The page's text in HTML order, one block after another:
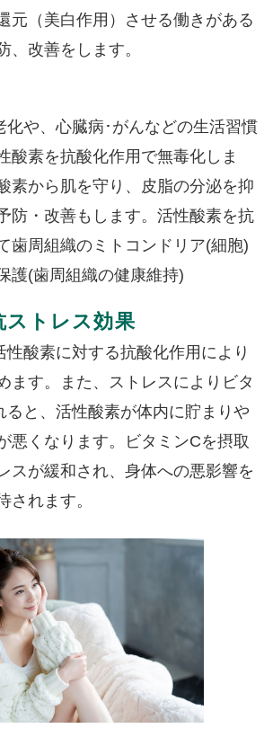
元（美白作用）させる働きがある
、改善をします。
化や、心臓病･がんなどの生活習慣
酸素を抗酸化作用で無毒化しま
素から肌を守り、皮脂の分泌を抑
防・改善もします。活性酸素を抗
歯周組織のミトコンドリア(細胞)
護(歯周組織の健康維持)
ストレス効果
性酸素に対する抗酸化作用により
ます。また、ストレスによりビタ
ると、活性酸素が体内に貯まりや
悪くなります。ビタミンCを摂取
スが緩和され、身体への悪影響を
されます。